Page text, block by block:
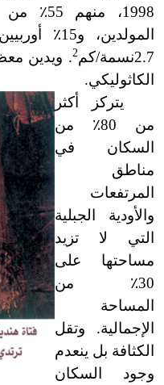
1998، منهم 55
٪ من
المولدين، و15
٪
2.7نسمة/كم2. ويدين
الكاثوليكي.
يتركز أكثر
من 80
٪ من
السكان في
مناطق
المرتفعات
والأودية الجبلية
التي لا تزيد
مساحتها على
30٪ من
المساحة
الإجمالية. وتقل
الكثافة بل ينعدم
وجود السكان